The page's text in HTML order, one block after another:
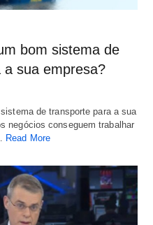
bom sistema de
sua empresa?
de transporte para a sua
negócios conseguem trabalhar
Read More